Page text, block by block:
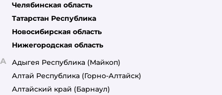
Челябинская область
Татарстан Республика
Новосибирская область
Нижегородская область
А Адыгея Республика (Майкоп)
Алтай Республика (Горно-Алтайск)
Алтайский край (Барнаул)